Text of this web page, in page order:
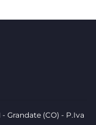
Grandate (CO) - P.Iva